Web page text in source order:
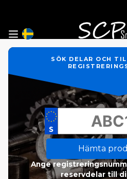
SÖK DELAR OCH
Hämta
Ange
reservdelar till